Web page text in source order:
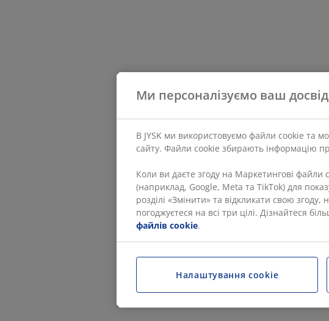
Ми персоналізуємо ваш досвід
В JYSK ми використовуємо файли cookie та
сайту. Файли cookie збирають інформацію
Коли ви даєте згоду на Маркетингові
(наприклад, Google, Meta та TikTok) для
розділі «Змінити» та відкликати свою
погоджуєтеся на всі три цілі. Дізнайтеся
файлів cookie.
Налаштування cookie